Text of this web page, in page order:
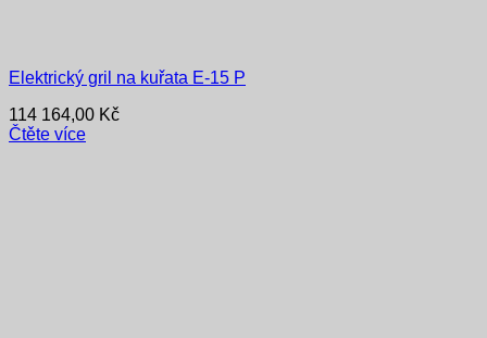
Elektrický gril na kuřata E-15 P
114 164,00 Kč
Čtěte více